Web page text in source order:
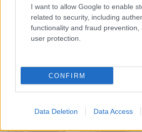
I want to allow Google to enable
related to security, including
functionality and fraud prevention,
user protection.
CONFIRM
Data Deletion Data Access
a válaszok közokiratnak
itt és most mégegyszer: az